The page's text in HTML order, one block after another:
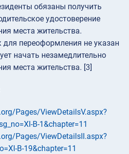
обязаны получить
удостоверение
места жительства.
для переоформления не указан
начать незамедлительно
места жительства. [3]
Pages/ViewDetailsV.aspx?
B-1&chapter=11
Pages/ViewDetailsII.aspx?
B-19&chapter=11